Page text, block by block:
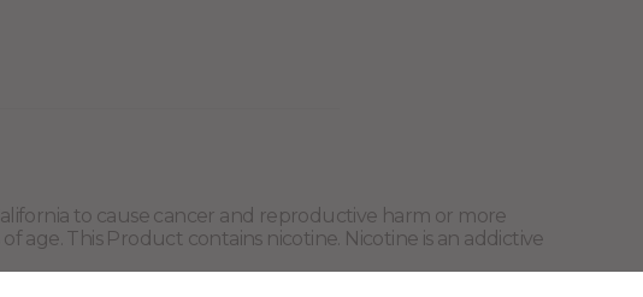
to cause cancer and reproductive harm or more
age. This Product contains nicotine. Nicotine is an addictive